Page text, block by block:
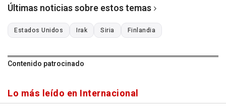
Últimas noticias sobre estos temas
Estados Unidos Irak Siria Finlandia
Contenido patrocinado
Lo más leído en Internacional